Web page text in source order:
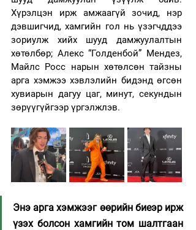
Хүрэлцэн ирж амжаагүй зочид, нэр
дэвшигчид, хамгийн гол нь үзэгчддээ
зориулж хийх шууд дамжуулалтын
хөтөлбөр; Алекс “Голденбой” Мендез,
Майлс Росс нарын хөтөлсөн тайзны
арга хэмжээ хэвлэлийн бидэнд өгсөн
хувиарын дагуу цаг, минут, секундын
зөрүүгүйгээр үргэлжлэв.
Энэ арга хэмжээг өөрийн биеэр ирж
үзэх болсон хамгийн том шалтгаан